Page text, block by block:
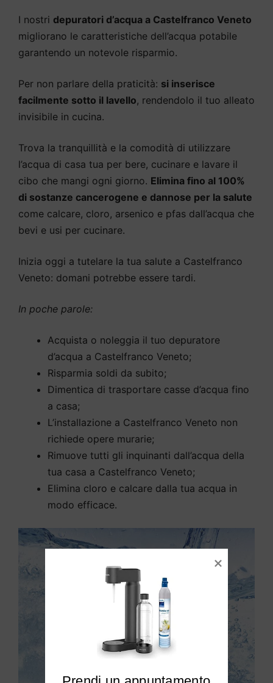
I nostri depuratori d’acqua a Castelfranco Veneto
migliorano le caratteristiche dell’acqua potabile
garantendo un notevole risparmio.
Per non parlare della praticità: si inserisce
facilmente sotto il lavello, rendendolo il tuo alleato
invisibile in cucina.
Trova la tranquillità e la comodità di utilizzare
l’acqua di casa tua per bere, cucinare e lavare il
cibo che mangi ogni giorno. Elimina fino al 100%
di sostanze cancerogene e dannose per la salute
come calcare, cloro, arsenico e pfas dall’acqua che
bevi e usi per cucinare.
Inizia oggi a tutelare la tua salute a Castelfranco
Veneto: domani potrebbe essere tardi.
In poche parole:
Acquista o noleggia il tuo depuratore
d’acqua a Castelfranco Veneto;
Risparmia soldi da subito;
Dimentica di trasportare casse d’acqua fino
a casa;
L’installazione a Castelfranco Veneto non
richiede opere murarie;
Rimuove tutti gli inquinanti dall’acqua della
tua casa a Castelfranco Veneto;
Elimina cloro e calcare dalla tua acqua in
modo efficace.